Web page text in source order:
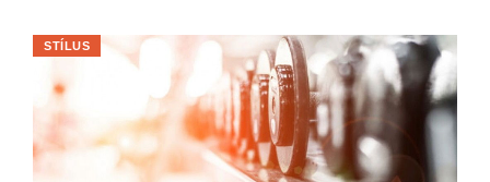
STÍLUS